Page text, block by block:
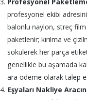
Profesyonel
profesyonel ekibi
balonlu naylon, streç
paketlenir; kırılma ve
sökülerek her parça
genellikle bu aşamada
ara ödeme olarak talep
Eşyaları Nakliye